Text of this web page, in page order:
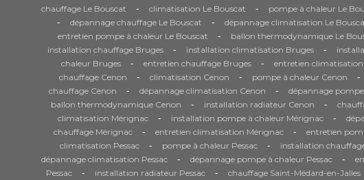
chauffage Le Bouscat - climatisation Le Bouscat - pompe à chaleur Le
- dépannage chauffage Le Bouscat - dépannage climatisation Le
entretien pompe à chaleur Le Bouscat - ballon thermodynamique Le
installation chauffage Bruges - installation climatisation Bruges -
chaleur Bruges
- entretien chauffage Bruges - entretien
chauffage Cenon - climatisation Cenon - pompe à chaleur Cenon -
chauffage Cenon
- dépannage climatisation Cenon - dépannage
ballon thermodynamique Cenon - installation radiateur Cenon -
climatisation Mérignac
- installation pompe à chaleur Mérignac -
chauffage Mérignac
- entretien climatisation Mérignac - entretien
climatisation Pessac - pompe à chaleur Pessac - installation
dépannage climatisation Pessac - dépannage pompe à chaleur Pessac -
Pessac
- installation radiateur Pessac - chauffage Saint-Médard-en-Jalles